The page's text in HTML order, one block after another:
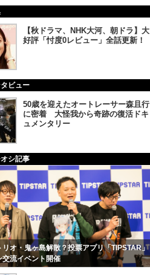
【秋ドラマ、NHK大河、朝ドラ】大
好評「忖度0レビュー」全話更新！
ビュー
50歳を迎えたオートレーサー森且行
に密着 大怪我から奇跡の復活ドキ
ュメンタリー
シ記事
リオ・鬼ヶ島解散？投票アプリ「TIPSTAR」
交流イベント開催